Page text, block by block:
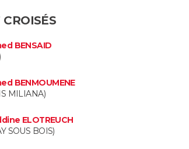
BENSAID
BENMOUMENE
MILIANA)
ELOTREUCH
SOUS BOIS)